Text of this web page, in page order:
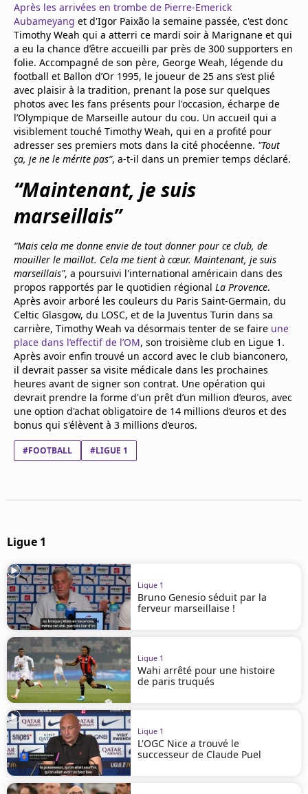
Après les arrivées en trombe de Pierre-Emerick
Aubameyang et d'Igor Paixão la semaine passée, c'est donc
Timothy Weah qui a atterri ce mardi soir à Marignane et qui
a eu la chance d’être accueilli par près de 300 supporters en
folie. Accompagné de son père, George Weah, légende du
football et Ballon d’Or 1995, le joueur de 25 ans s’est plié
avec plaisir à la tradition, prenant la pose sur quelques
photos avec les fans présents pour l'occasion, écharpe de
l’Olympique de Marseille autour du cou. Un accueil qui a
visiblement touché Timothy Weah, qui en a profité pour
adresser ses premiers mots dans la cité phocéenne. "Tout
ça, je ne le mérite pas”, a-t-il dans un premier temps déclaré.
“Maintenant, je suis
marseillais”
“Mais cela me donne envie de tout donner pour ce club, de
mouiller le maillot. Cela me tient à cœur. Maintenant, je suis
marseillais", a poursuivi l'international américain dans des
propos rapportés par le quotidien régional La Provence.
Après avoir arboré les couleurs du Paris Saint-Germain, du
Celtic Glasgow, du LOSC, et de la Juventus Turin dans sa
carrière, Timothy Weah va désormais tenter de se faire une
place dans l’effectif de l’OM, son troisième club en Ligue 1.
Après avoir enfin trouvé un accord avec le club bianconero,
il devrait passer sa visite médicale dans les prochaines
heures avant de signer son contrat. Une opération qui
devrait prendre la forme d'un prêt d’un million d’euros, avec
une option d'achat obligatoire de 14 millions d’euros et des
bonus qui s'élèvent à 3 millions d’euros.
#FOOTBALL #LIGUE 1
Ligue 1
Ligue 1
Bruno Genesio séduit par la
ferveur marseillaise !
Ligue 1
Wahi arrêté pour une histoire
de paris truqués
Ligue 1
L'OGC Nice a trouvé le
successeur de Claude Puel